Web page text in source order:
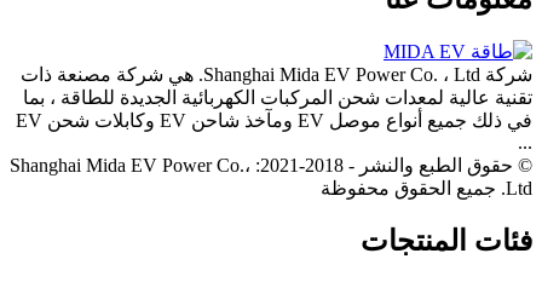
شركة Shanghai Mida EV Power Co. ، Ltd. هي شركة مصنعة ذات
تقنية عالية لمعدات شحن المركبات الكهربائية الجديدة للطاقة ، بما
في ذلك جميع أنواع موصل EV ومآخذ شاحن EV وكابلات شحن EV
...
© حقوق الطبع والنشر - 2018-2021: Shanghai Mida EV Power Co.،
Ltd. جميع الحقوق محفوظة
فئات المنتجات